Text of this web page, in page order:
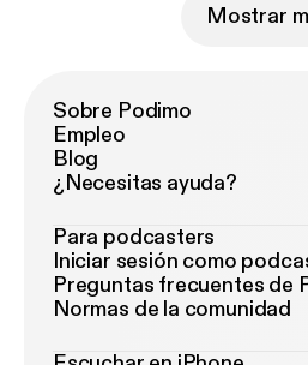
Mostrar
Sobre Podimo
Empleo
Blog
¿Necesitas ayuda?
Para podcasters
Iniciar sesión como
Preguntas frecuentes de
Normas de la comunidad